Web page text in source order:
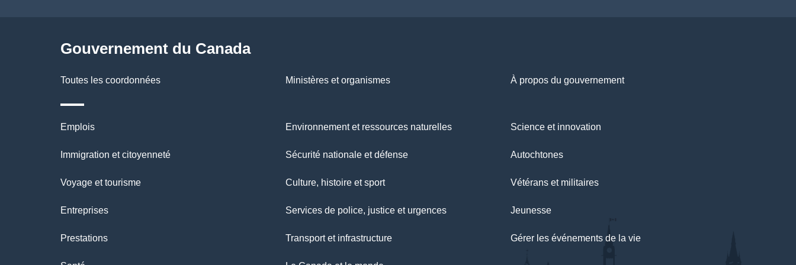
Gouvernement du Canada
Toutes les coordonnées Ministères et organismes À propos du gouvernement
Thèmes
et
Emplois
Immigration et citoyenneté
Voyage et tourisme
Entreprises
Prestations
Environnement et ressources naturelles
Sécurité nationale et défense
Culture, histoire et sport
Services de police, justice et urgences
Transport et infrastructure
Science et innovation
Autochtones
Vétérans et militaires
Jeunesse
Gérer les événements de la vie